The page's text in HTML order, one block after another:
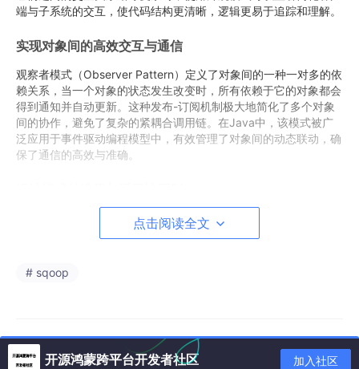
端与子系统的交互，使代码结构更清晰，逻辑更易于追踪和理解。
实现对象间的高效交互与通信
观察者模式（Observer Pattern）定义了对象间的一种一对多的依
赖关系，当一个对象的状态发生改变时，所有依赖于它的对象都会
得到通知并自动更新。这种发布-订阅机制极大地简化了多个对象
间的协作，避免了复杂的紧耦合调用链。在Java中，该模式被广
泛应用于事件驱动编程模型中，有效管理了对象间的动态联动，确
保了通信的高效与准确。
尽管设计模式益处众多，但切忌生搬硬套。正确使用设计模式的关
键在于深刻理解其意图、适用场景以及所带来的权衡。开发者应首
时，才引入相应的模式。滥用或误用设计模式反而会导致设计过度
复杂，增加不必要的抽象层次，最终损害代码的简洁性和可理解
点击阅读全文
# sqoop
开源鸿蒙跨平台开发者社区 加入社区